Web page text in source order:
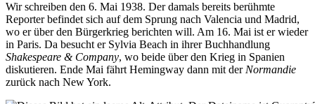
Wir schreiben den 6. Mai 1938. Der damals bereits berühmte
Reporter befindet sich auf dem Sprung nach Valencia und Madrid,
wo er über den Bürgerkrieg berichten will. Am 16. Mai ist er wieder
in Paris. Da besucht er Sylvia Beach in ihrer Buchhandlung
Shakespeare & Company, wo beide über den Krieg in Spanien
diskutieren. Ende Mai fährt Hemingway dann mit der Normandie
zurück nach New York.